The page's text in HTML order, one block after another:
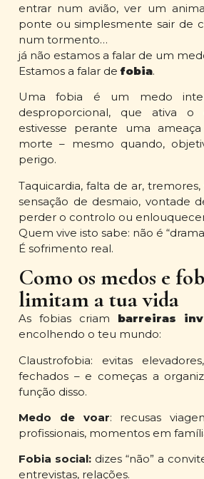
entrar num avião, ver um
ponte ou simplesmente sair de
num tormento…
já não estamos a falar de um
Estamos a falar defobia.
Uma fobia é um medo
desproporcional, que ativa
estivesse perante uma
morte – mesmo quando,
perigo.
Taquicardia, falta de ar,
sensação de desmaio, vontade
perder o controlo ou
Quem vive isto sabe: não é
É sofrimento real.
Como os medos e
limitam a tua vida
As fobias criam barreiras
encolhendo o teu mundo:
Claustrofobia: evitas
fechados – e começas a
função disso.
Medo de voar: recusas
profissionais, momentos em
Fobia social: dizes “não” a
entrevistas, relações.